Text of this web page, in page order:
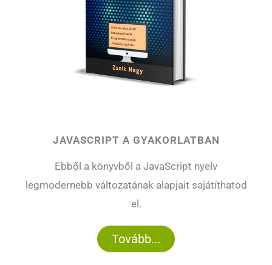
JAVASCRIPT A GYAKORLATBAN
Ebből a könyvből a JavaScript nyelv
legmodernebb változatának alapjait sajátíthatod
el.
Tovább...